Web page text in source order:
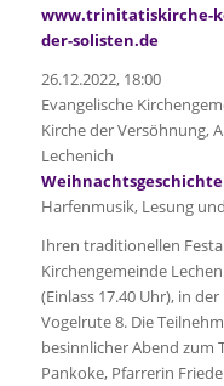
www.trinitatiskirche-
der-solisten.de
26.12.2022, 18:00
Evangelische
Kirche der Versöhnung,
Lechenich
Harfenmusik, Lesung
Ihren traditionellen
Kirchengemeinde
(Einlass 17.40 Uhr), in
Vogelrute 8. Die
besinnlicher Abend zum
Pankoke, Pfarrerin